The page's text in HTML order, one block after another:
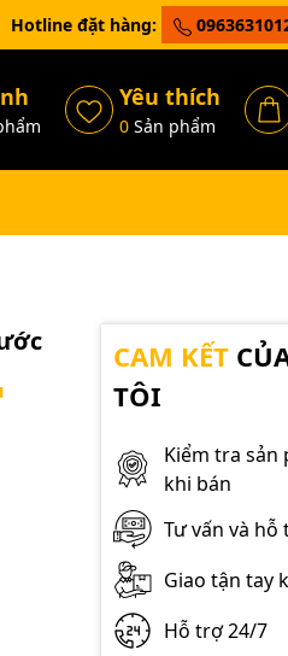
Hotline đặt hàng:
Yêu thích
0Sản phẩm
CAM KẾT
TÔI
Kiểm tra
khi bán
Tư vấn và
Giao tận tay
Hỗ trợ 24/7